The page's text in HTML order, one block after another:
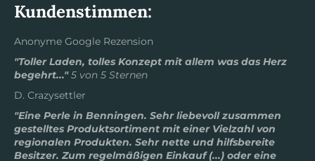
Kundenstimmen:
Anonyme Google Rezension
"Toller Laden, tolles Konzept mit allem was das Herz
begehrt..."5 von 5 Sternen
D. Crazysettler
"Eine Perle in Benningen. Sehr liebevoll zusammen
gestelltes Produktsortiment mit einer Vielzahl von
regionalen Produkten. Sehr nette und hilfsbereite
Besitzer. Zum regelmäßigen Einkauf (...) oder eine